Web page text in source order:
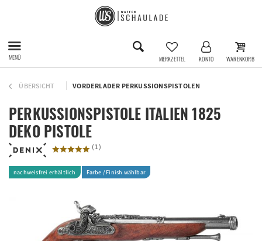
MENÜ MERKZETTEL KONTO WARENKORB
ÜBERSICHT VORDERLADER PERKUSSIONSPISTOLEN
PERKUSSIONSPISTOLE ITALIEN 1825
DEKO PISTOLE
(1)
nachweisfrei erhältlich Farbe / Finish wählbar